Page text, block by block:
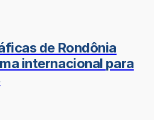
de Rondônia
internacional para